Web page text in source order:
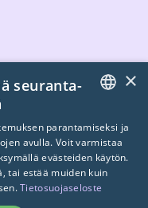
FINNISH
SWEDISH
×
seuranta-
parantamiseksi ja
avulla. Voit varmistaa
evästeiden käytön.
tai estää muiden kuin
Tietosuojaseloste